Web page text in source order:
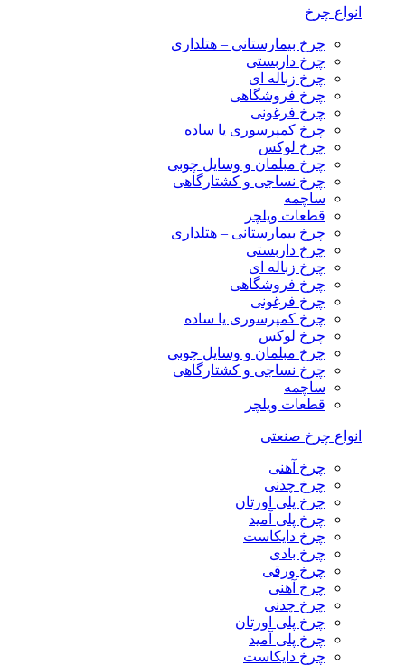
انواع چرخ
چرخ بیمارستانی – هتلداری
چرخ داربستی
چرخ زباله ای
چرخ فروشگاهی
چرخ فرغونی
چرخ کمپرسوری یا ساده
چرخ لوکس
چرخ مبلمان و وسایل چوبی
چرخ نساجی و کشتارگاهی
ساچمه
قطعات ویلچر
چرخ بیمارستانی – هتلداری
چرخ داربستی
چرخ زباله ای
چرخ فروشگاهی
چرخ فرغونی
چرخ کمپرسوری یا ساده
چرخ لوکس
چرخ مبلمان و وسایل چوبی
چرخ نساجی و کشتارگاهی
ساچمه
قطعات ویلچر
انواع چرخ صنعتی
چرخ آهنی
چرخ چدنی
چرخ پلی اورتان
چرخ پلی آمید
چرخ دایکاست
چرخ بادی
چرخ ورقی
چرخ آهنی
چرخ چدنی
چرخ پلی اورتان
چرخ پلی آمید
چرخ دایکاست